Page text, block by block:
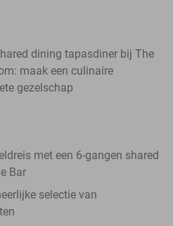
dining tapasdiner bij The
maak een culinaire
gezelschap
met een 6-gangen shared
Bar
selectie van